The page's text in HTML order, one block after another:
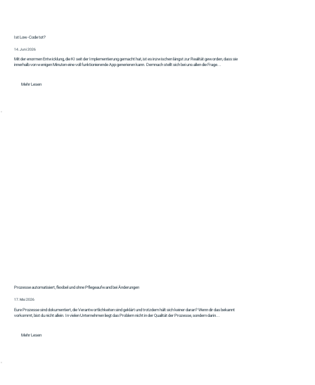
Ist Low-Code tot?
14. Juni 2026
Mit der enormen Entwicklung, die KI seit der Implementierung gemacht hat, ist es inzwischen längst zur Realität geworden, dass sie
innerhalb von wenigen Minuten eine voll funktionierende App generieren kann. Demnach stellt sich bei uns allen die Frage...
Mehr Lesen
Prozesse automatisiert, flexibel und ohne Pflegeaufwand bei Änderungen
17. Mai 2026
Eure Prozesse sind dokumentiert, die Verantwortlichkeiten sind geklärt und trotzdem hält sich keiner daran? Wenn dir das bekannt
vorkommt, bist du nicht allein. In vielen Unternehmen liegt das Problem nicht in der Qualität der Prozesse, sondern darin...
Mehr Lesen